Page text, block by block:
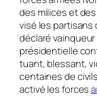
des milices et
visé les partisans
déclaré
présidentielle
tuant, blessant,
centaines de
activé les forces